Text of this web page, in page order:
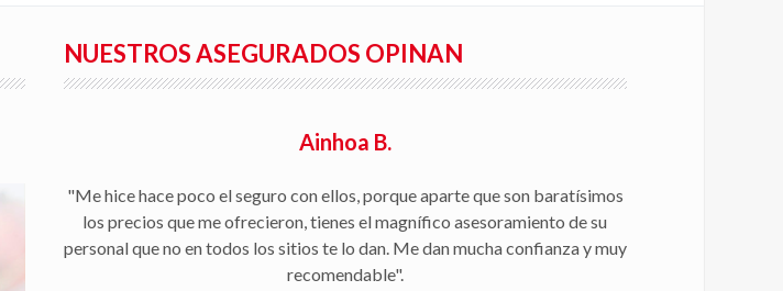
NUESTROS ASEGURADOS OPINAN
Ainhoa B.
"Me hice hace poco el seguro con ellos, porque aparte que son baratísimos
los precios que me ofrecieron, tienes el magnífico asesoramiento de su
personal que no en todos los sitios te lo dan. Me dan mucha confianza y muy
recomendable".